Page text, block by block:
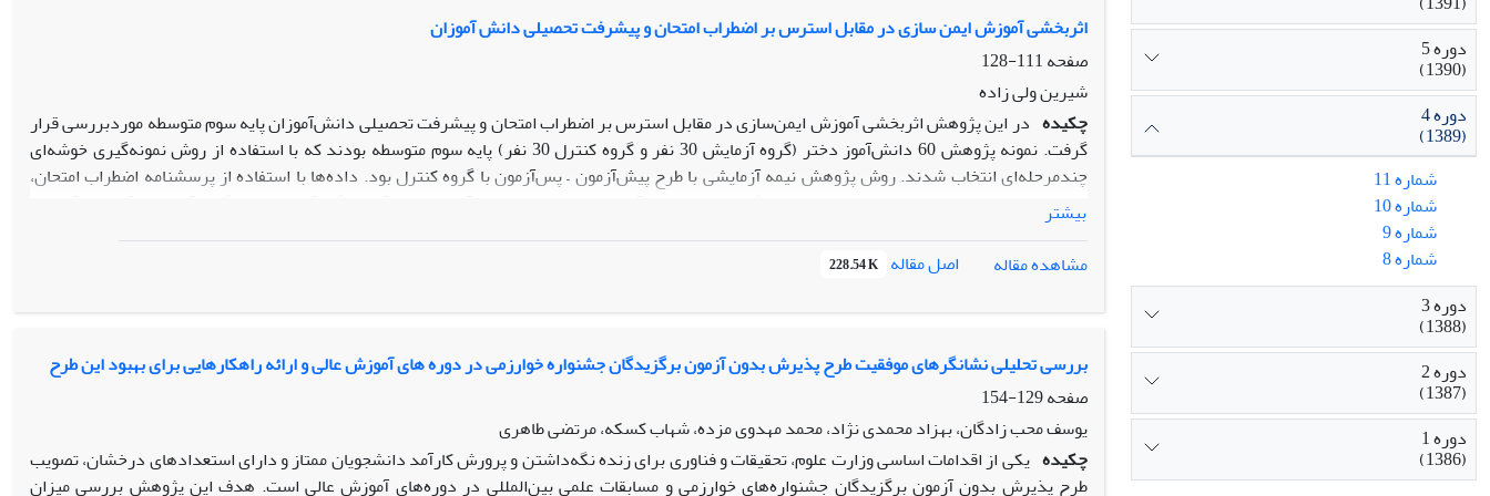
اثربخشی آموزش ایمن سازی در مقابل استرس بر اضطراب امتحان و پیشرفت تحصیلی دانش آموزان
صفحه111-128
شیرین ولی زاده
چکیده در این پژوهش اثربخشی آموزش ایمن‌سازی در مقابل استرس بر اضطراب امتحان و پیشرفت تحصیلی دانش‌آموزان پایه سوم متوسطه موردبررسی قرار
گرفت. نمونه پژوهش 60 دانش‌آموز دختر (گروه آزمایش 30 نفر و گروه کنترل 30 نفر) پایه سوم متوسطه بودند که با استفاده از روش نمونه‌گیری خوشه‌ای
چندمرحله‌ای انتخاب شدند. روش پژوهش نیمه آزمایشی با طرح پیش‌آزمون – پس‌آزمون با گروه کنترل بود. داده‌ها با استفاده از پرسشنامه اضطراب امتحان،
ایمن‌سازی در مقابل استرس دریافت کردند؛ درحالی‌که گروه کنترل مداخله‌ای دریافت نکرد. داده‌های گردآوری‌شده با استفاده از شاخص‌های توصیفی میانگین،
انحراف معیار و شاخص تحلیلی آزمون t و تحلیل کوواریانس تحلیل شدند. یافته‌ها نشان داد که آموزش ایمن‌سازی در مقابل استرس بر کاهش اضطراب امتحان و
افزایش پیشرفت تحصیلی دانش‌آموزان تأثیر معنی‌دار دارد. بر طبق این یافته‌ها تأثیر آموزش ایمن‌سازی در مقابل استرس در کاهش اضطراب امتحان و افزایش
پیشرفت تحصیلی دانش‌آموزان بحث شده است.
بیشتر
مشاهده مقاله
اصل مقاله 228.54 K
بررسی تحلیلی نشانگرهای موفقیت طرح پذیرش بدون آزمون برگزیدگان جشنواره خوارزمی در دوره های آموزش عالی و ارائه راهکارهایی برای بهبود این طرح
صفحه129-154
یوسف محب زادگان، بهزاد محمدی نژاد، محمد مهدوی مزده، شهاب کسکه، مرتضی طاهری
چکیده یکی از اقدامات اساسی وزارت علوم، تحقیقات و فناوری برای زنده نگه‌داشتن و پرورش کارآمد دانشجویان ممتاز و دارای استعدادهای درخشان، تصویب
طرح پذیرش بدون آزمون برگزیدگان جشنواره‌های خوارزمی و مسابقات علمی بین‌المللی در دوره‌های آموزش عالی است. هدف این پژوهش بررسی میزان
دوره 5
(1390)
دوره 4
(1389)
شماره 11
شماره 10
شماره 9
شماره 8
دوره 3
(1388)
دوره 2
(1387)
دوره 1
(1386)